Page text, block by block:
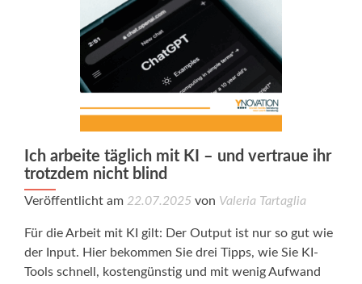
Ich arbeite täglich mit KI – und vertraue ihr
trotzdem nicht blind
Veröffentlicht am 22.07.2025 von Valeria Tartaglia
Für die Arbeit mit KI gilt: Der Output ist nur so gut wie
der Input. Hier bekommen Sie drei Tipps, wie Sie KI-
Tools schnell, kostengünstig und mit wenig Aufwand